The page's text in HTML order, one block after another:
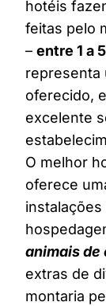
hotéis
feitas pelo
– entre 1 a
representa
oferecido,
excelente
O melhor
oferece
animais de
extras de
montaria